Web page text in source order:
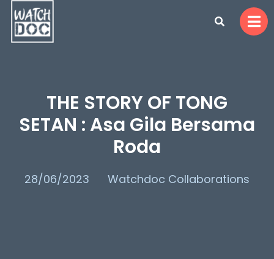
THE STORY OF TONG
SETAN : Asa Gila Bersama
Roda
28/06/2023 Watchdoc Collaborations